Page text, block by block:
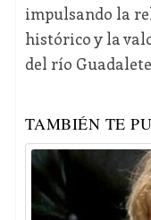
impulsando la
histórico y la
del río
TAMBIÉN TE